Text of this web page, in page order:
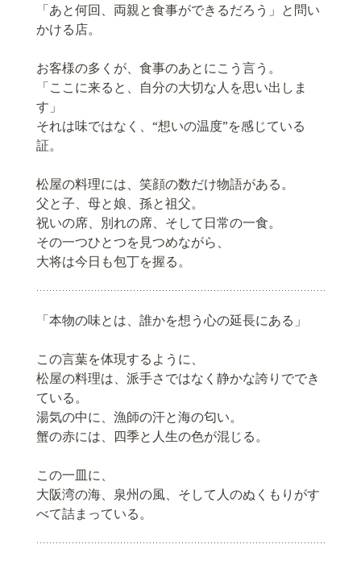
「あと何回、両親と食事ができるだろう」と問い
かける店。
お客様の多くが、食事のあとにこう言う。
「ここに来ると、自分の大切な人を思い出しま
す」
それは味ではなく、“想いの温度”を感じている
証。
松屋の料理には、笑顔の数だけ物語がある。
父と子、母と娘、孫と祖父。
祝いの席、別れの席、そして日常の一食。
その一つひとつを見つめながら、
大将は今日も包丁を握る。
「本物の味とは、誰かを想う心の延長にある」
この言葉を体現するように、
松屋の料理は、派手さではなく静かな誇りででき
ている。
湯気の中に、漁師の汗と海の匂い。
蟹の赤には、四季と人生の色が混じる。
この一皿に、
大阪湾の海、泉州の風、そして人のぬくもりがす
べて詰まっている。